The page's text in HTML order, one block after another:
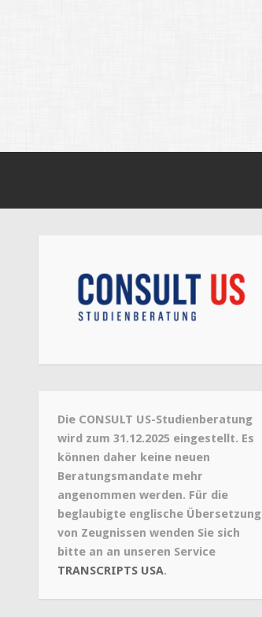
Die CONSULT US-Studienberatung
wird zum 31.12.2025 eingestellt. Es
können daher keine neuen
Beratungsmandate mehr
angenommen werden. Für die
beglaubigte englische Übersetzung
von Zeugnissen wenden Sie sich
bitte an an unseren Service
TRANSCRIPTS USA.